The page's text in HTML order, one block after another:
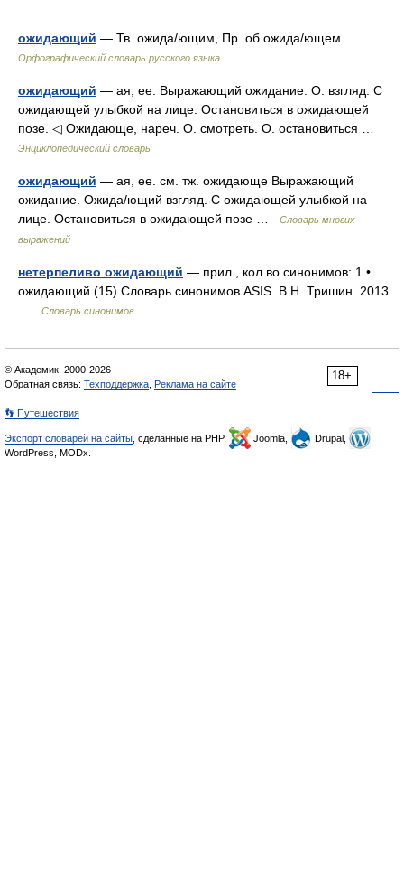
ожидающий — Тв. ожида/ющим, Пр. об ожида/ющем …
Орфографический словарь русского языка
ожидающий — ая, ее. Выражающий ожидание. О. взгляд. С
ожидающей улыбкой на лице. Остановиться в ожидающей
позе. ◁ Ожидающе, нареч. О. смотреть. О. остановиться …
Энциклопедический словарь
ожидающий — ая, ее. см. тж. ожидающе Выражающий
ожидание. Ожида/ющий взгляд. С ожидающей улыбкой на
лице. Остановиться в ожидающей позе …
Словарь многих
выражений
нетерпеливо ожидающий — прил., кол во синонимов: 1 •
ожидающий (15) Словарь синонимов ASIS. В.Н. Тришин. 2013
Словарь синонимов
18+
© Академик, 2000-2026
Обратная связь: Техподдержка Реклама на сайте
👣 Путешествия
Экспорт словарей на сайты , сделанные на PHP, Joomla,
Drupal,
WordPress, MODx.